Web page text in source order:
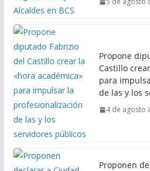
Propone
Castillo
para
de las y los
4 de agosto
Proponen